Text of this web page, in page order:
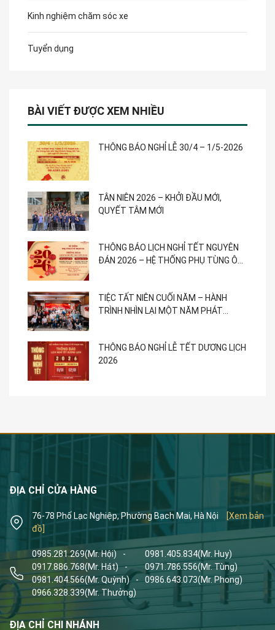
Kinh nghiệm chăm sóc xe
Tuyển dụng
BÀI VIẾT ĐƯỢC XEM NHIỀU
THÔNG BÁO NGHỈ LỄ 30/4 – 1/5-2026
TÂN NIÊN 2026 – KHỞI ĐẦU MỚI,
QUYẾT TÂM MỚI
THÔNG BÁO LỊCH NGHỈ TẾT NGUYÊN
ĐÁN 2026 – HỆ THỐNG PHỤ TÙNG Ô
TIỆC TẤT NIÊN CUỐI NĂM – HÀNH
TRÌNH NHÌN LẠI MỘT NĂM PHÁT
THÔNG BÁO NGHỈ LỄ TẾT DƯƠNG LỊCH
2026
ĐỊA CHỈ CỬA HÀNG
76-78 Phố Lạc Nghiệp, Phường Bạch Mai, Hà Nội
[Xem bản
đồ]
0985.281.269(Mr. Hội) - 0981.405.834(Mr. Huy)
0917.886.768(Mr. Hát) - 0971.786.556(Mr. Tùng)
0981.404.566(Mr. Quỳnh) - 0986.643.073(Mr. Phong)
0966.328.339(Mr. Thưởng)
ĐỊA CHỈ CHI NHÁNH